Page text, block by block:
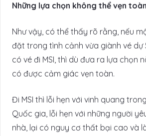
Những lựa chọn không thể vẹn toàn
Như vậy, có thể thấy rõ rằng, nếu
đặt trong tình cảnh vừa giành vé dự
có vé đi MSI, thì dù đưa ra lựa chọn
có được cảm giác vẹn toàn.
Đi MSI thì lỗi hẹn với vinh quang
Quốc gia, lỗi hẹn với những người
nhà, lại có nguy cơ thất bại cao và